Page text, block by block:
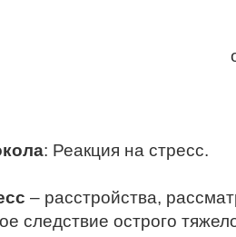
: Реакция на стресс.
– расстройства,
следствие острого